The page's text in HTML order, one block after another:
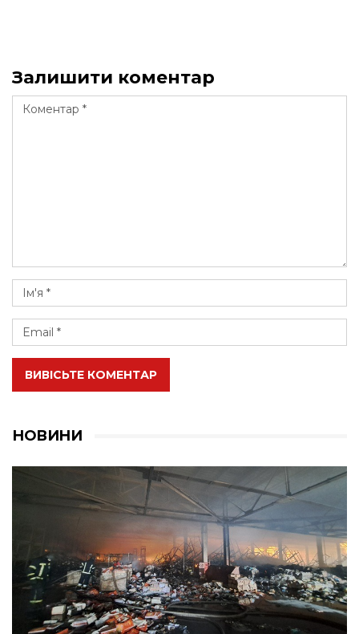
Залишити коментар
ВИВІСЬТЕ КОМЕНТАР
НОВИНИ